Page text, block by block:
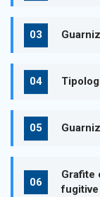
Grafite
fugitive